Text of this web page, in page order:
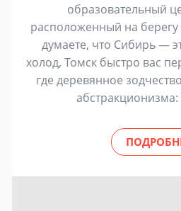
образовательный
расположенный на
думаете, что Сибирь —
холод, Томск быстро вас
где деревянное